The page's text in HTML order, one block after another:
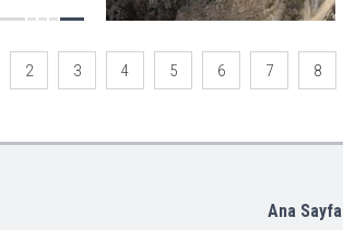
2 3 4 5 6 7 8
Ana Sayfa